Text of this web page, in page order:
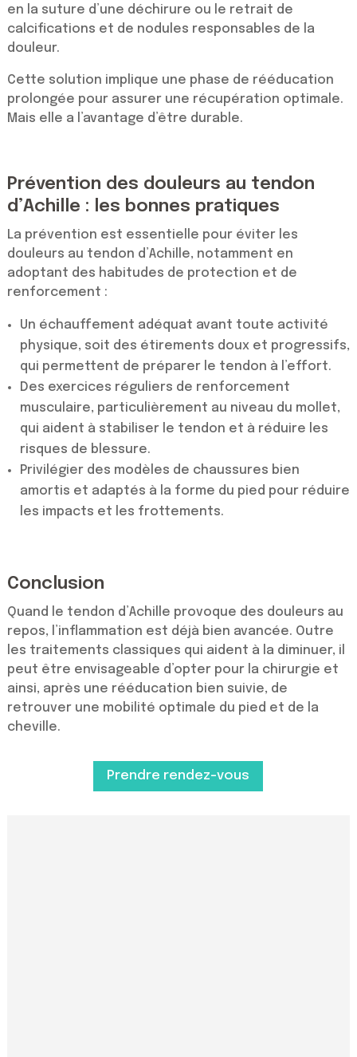
en la suture d’une déchirure ou le retrait de
calcifications et de nodules responsables de la
douleur.
Cette solution implique une phase de rééducation
prolongée pour assurer une récupération optimale.
Mais elle a l’avantage d’être durable.
Prévention des douleurs au tendon
d’Achille : les bonnes pratiques
La prévention est essentielle pour éviter les
douleurs au tendon d’Achille, notamment en
adoptant des habitudes de protection et de
renforcement :
Un échauffement adéquat avant toute activité
physique, soit des étirements doux et progressifs,
qui permettent de préparer le tendon à l’effort.
Des exercices réguliers de renforcement
musculaire, particulièrement au niveau du mollet,
qui aident à stabiliser le tendon et à réduire les
risques de blessure.
Privilégier des modèles de chaussures bien
amortis et adaptés à la forme du pied pour réduire
les impacts et les frottements.
Conclusion
Quand le tendon d’Achille provoque des douleurs au
repos, l’inflammation est déjà bien avancée. Outre
les traitements classiques qui aident à la diminuer, il
peut être envisageable d’opter pour la chirurgie et
ainsi, après une rééducation bien suivie, de
retrouver une mobilité optimale du pied et de la
cheville.
Prendre rendez-vous